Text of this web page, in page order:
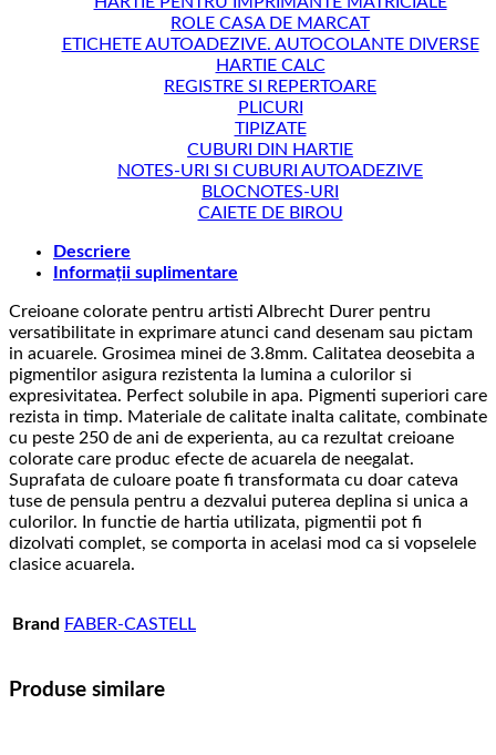
ROLE CASA DE MARCAT
ETICHETE AUTOADEZIVE. AUTOCOLANTE DIVERSE
HARTIE CALC
REGISTRE SI REPERTOARE
PLICURI
TIPIZATE
CUBURI DIN HARTIE
NOTES-URI SI CUBURI AUTOADEZIVE
BLOCNOTES-URI
CAIETE DE BIROU
Descriere
Informații suplimentare
Creioane colorate pentru artisti Albrecht Durer pentru
versatibilitate in exprimare atunci cand desenam sau pictam
in acuarele. Grosimea minei de 3.8mm. Calitatea deosebita a
pigmentilor asigura rezistenta la lumina a culorilor si
expresivitatea. Perfect solubile in apa. Pigmenti superiori care
rezista in timp. Materiale de calitate inalta calitate, combinate
cu peste 250 de ani de experienta, au ca rezultat creioane
colorate care produc efecte de acuarela de neegalat.
Suprafata de culoare poate fi transformata cu doar cateva
tuse de pensula pentru a dezvalui puterea deplina si unica a
culorilor. In functie de hartia utilizata, pigmentii pot fi
dizolvati complet, se comporta in acelasi mod ca si vopselele
clasice acuarela.
Brand FABER-CASTELL
Produse similare